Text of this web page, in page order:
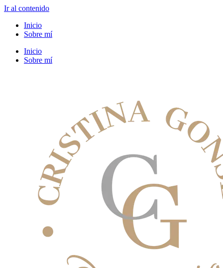
Ir al contenido
Inicio
Sobre mí
Inicio
Sobre mí